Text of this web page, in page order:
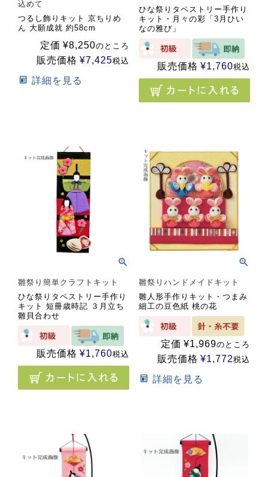
込めて
つるし飾りキット 京ちりめ
ん 大願成就 約58cm
定価 ¥8,250のところ
販売価格 ¥7,425税込
詳細を見る
ひな祭りタペストリー手作り
キット・月々の彩「3月ひい
なの雅び」
販売価格 ¥1,760税込
雛祭り簡単クラフトキット
ひな祭りタペストリー手作り
キット 短冊歳時記 ３月立ち
雛貝合わせ
販売価格 ¥1,760税込
雛祭りハンドメイドキット
雛人形手作りキット・つまみ
細工の豆色紙 桃の花
定価 ¥1,969のところ
販売価格 ¥1,772税込
詳細を見る